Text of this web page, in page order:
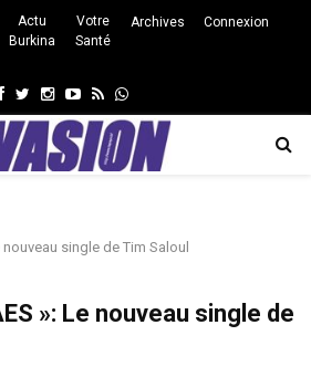
Actu
Burkina
Votre
Santé
Archives Connexion
Facebook
Twitter
Instagram
Youtube
RssWhatsapp
nouveau single de Tim Saloul
»: Le nouveau single de